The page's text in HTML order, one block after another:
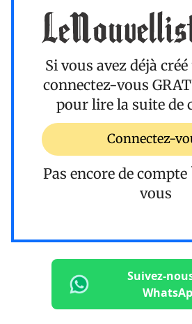
Si vous avez déjà
connectez-vous
pour lire la suite de
Connectez-
Pas encore de compte
vous
Suivez-